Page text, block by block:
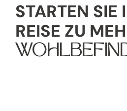
STARTEN SIE
REISE ZU